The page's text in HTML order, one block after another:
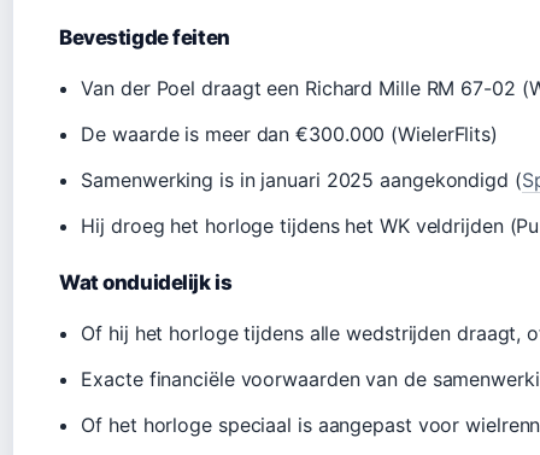
Bevestigde feiten
Van der Poel draagt een Richard Mille RM 67-02
De waarde is meer dan €300.000 (WielerFlits)
Samenwerking is in januari 2025 aangekondigd (
Hij droeg het horloge tijdens het WK veldrijden
Wat onduidelijk is
Of hij het horloge tijdens alle wedstrijden draagt,
Exacte financiële voorwaarden van de
Of het horloge speciaal is aangepast voor